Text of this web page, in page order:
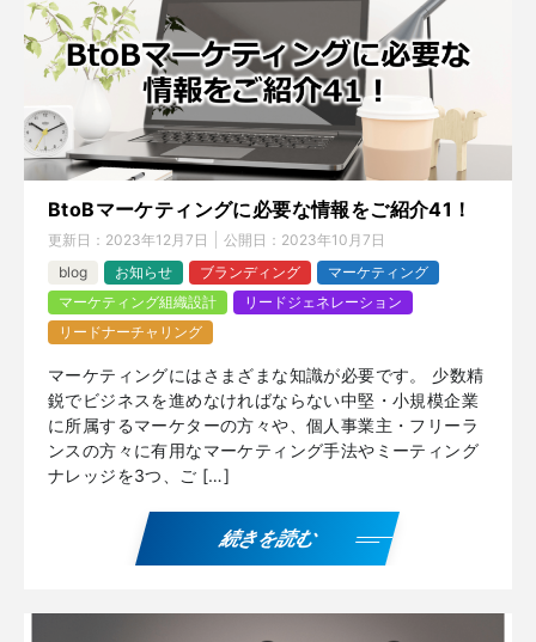
BtoBマーケティングに必要な情報をご紹介41！
更新日： 2023年12月7日 公開日： 2023年10月7日
blog
お知らせ ブランディング
マーケティング
マーケティング組織設計
リードジェネレーション
リードナーチャリング
マーケティングにはさまざまな知識が必要です。 少数精
鋭でビジネスを進めなければならない中堅・小規模企業
に所属するマーケターの方々や、個人事業主・フリーラ
ンスの方々に有用なマーケティング手法やミーティング
ナレッジを3つ、ご […]
続きを読む